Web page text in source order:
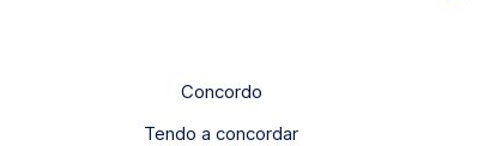
Concordo
Tendo a concordar